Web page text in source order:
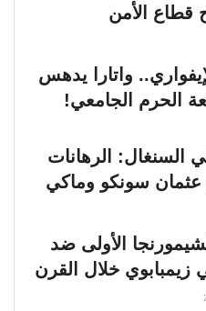
قطاع الأمن
واتارا يدهس
الحرم الجامعي!
السنغال: الرهانات
عثمان سونكو وماكي
الأولى ضد
زيمبابوي خلال القرن